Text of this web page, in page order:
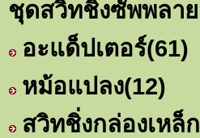
ชุดสวิทชิ่งซัพพลา
อะแด็ปเตอร์(61)
หม้อแปลง(12)
สวิทชิ่งกล่องเหล็ก